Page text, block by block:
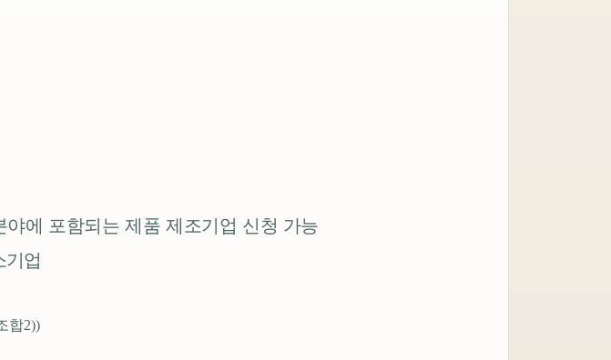
야에 포함되는 제품 제조기업 신청 가능
기업
합2))